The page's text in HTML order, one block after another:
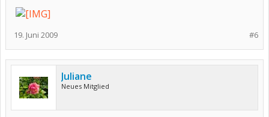
#6
19. Juni 2009
Juliane
Neues Mitglied